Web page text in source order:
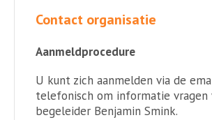
Contact organisatie
Aanmeldprocedure
U kunt zich aanmelden via de
telefonisch om informatie vragen
begeleider Benjamin Smink.